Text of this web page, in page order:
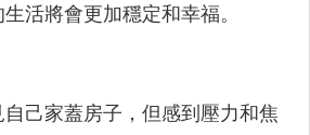
活將會更加穩定和幸福。
己家蓋房子，但感到壓力和焦